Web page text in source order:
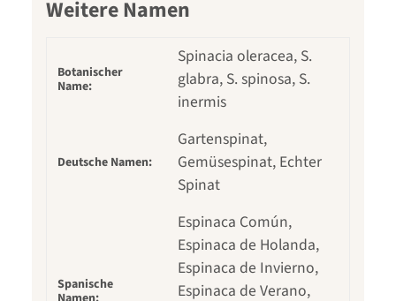
Weitere Namen
Botanischer
Name:
Spinacia oleracea, S.
glabra, S. spinosa, S.
inermis
Deutsche Namen:
Gartenspinat,
Gemüsespinat, Echter
Spinat
Spanische
Espinaca Común,
Espinaca de Holanda,
Espinaca de Invierno,
Espinaca de Verano,